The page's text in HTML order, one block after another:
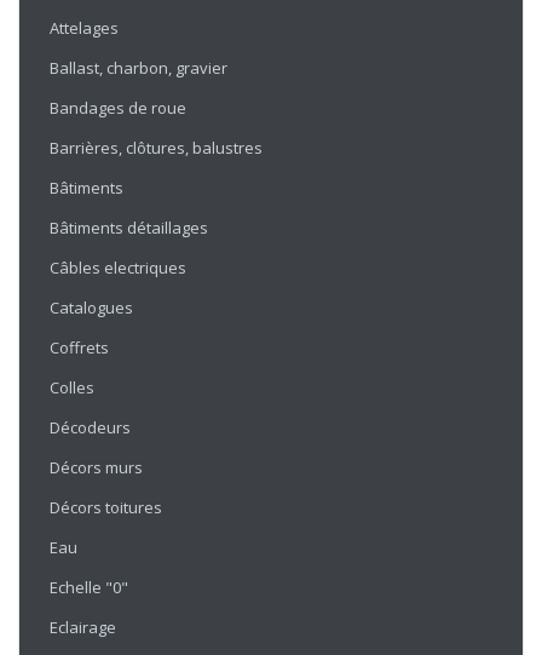
Attelages
Ballast, charbon, gravier
Bandages de roue
Barrières, clôtures, balustres
Bâtiments
Bâtiments détaillages
Câbles electriques
Catalogues
Coffrets
Colles
Décodeurs
Décors murs
Décors toitures
Eau
Echelle "0"
Eclairage